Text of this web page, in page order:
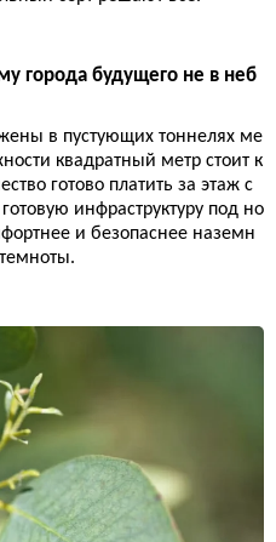
города будущего не в неб
в пустующих тоннелях ме
квадратный метр стоит к
готово платить за этаж с
инфраструктуру под но
и безопаснее наземн